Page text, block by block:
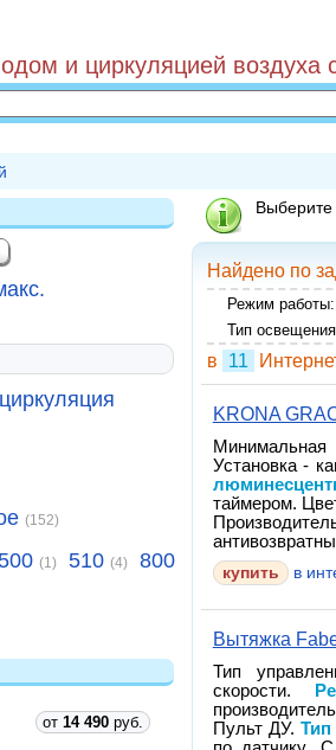
и циркуляцией
циркуляция
(152)
(1) 510 (4) 800
от 14 490 руб.
Выберите
Найдено по
Режим работы:
Тип
в 11
KRONA
Установка -
таймером.
купить в
Вытяжка
Тип
скорости.
Пульт ДУ.